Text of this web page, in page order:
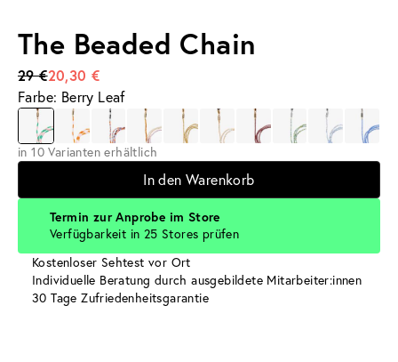
The Beaded Chain
29 €20,30 €
Farbe: Berry Leaf
in 10 Varianten erhältlich
In den Warenkorb
Termin zur Anprobe im Store
Verfügbarkeit in 25 Stores prüfen
Kostenloser Sehtest vor Ort
Individuelle Beratung durch ausgebildete Mitarbeiter:innen
30 Tage Zufriedenheitsgarantie